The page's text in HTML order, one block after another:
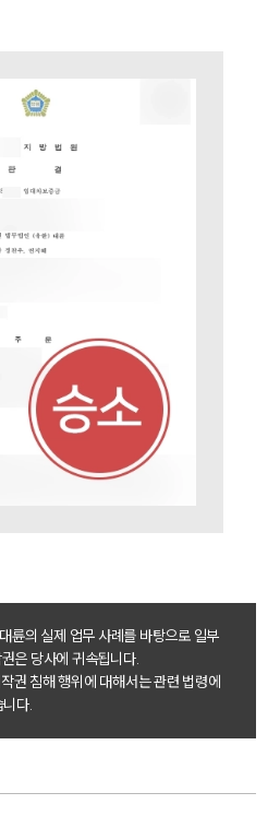
성원 소개
· 민사전문변호사
블로그
법률서식
/브로슈어
세미나
률상담예약
륜의 실제 업무 사례를 바탕으로 일부
은 당사에 귀속됩니다.
권 침해 행위에 대해서는 관련 법령에
다.